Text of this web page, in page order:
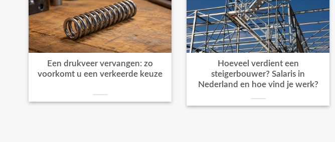
Een drukveer vervangen: zo
voorkomt u een verkeerde keuze
Hoeveel verdient een
steigerbouwer? Salaris in
Nederland en hoe vind je werk?